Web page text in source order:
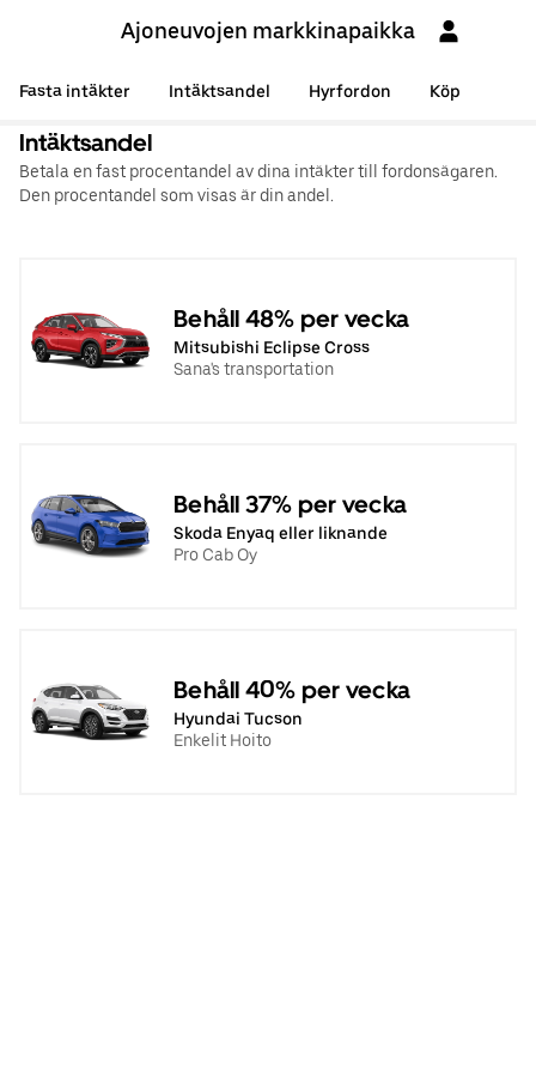
Ajoneuvojen markkinapaikka
Fasta intäkter Intäktsandel Hyrfordon Köp
Intäktsandel
Betala en fast procentandel av dina intäkter till fordonsägaren.
Den procentandel som visas är din andel.
Behåll 48% per vecka
Mitsubishi Eclipse Cross
Sana's transportation
Behåll 37% per vecka
Skoda Enyaq eller liknande
Pro Cab Oy
Behåll 40% per vecka
Hyundai Tucson
Enkelit Hoito